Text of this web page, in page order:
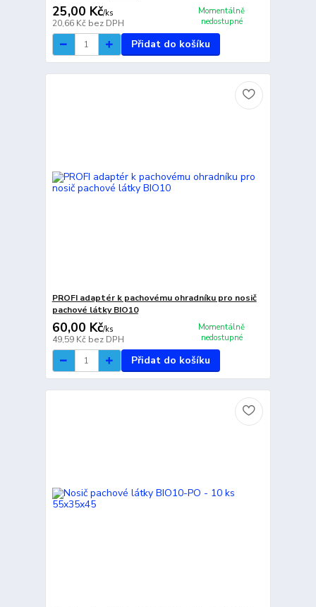
25,00 Kč/ks
20,66 Kč bez DPH
Momentálně
nedostupné
Přidat do košíku
PROFI adaptér k pachovému ohradníku pro nosič
pachové látky BIO10
60,00 Kč/ks
49,59 Kč bez DPH
Momentálně
nedostupné
Přidat do košíku